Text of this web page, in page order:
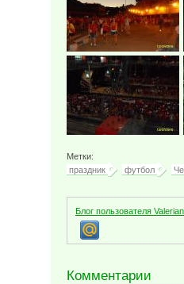
Метки:
праздник
футбол
Блог пользователя
Комментарии